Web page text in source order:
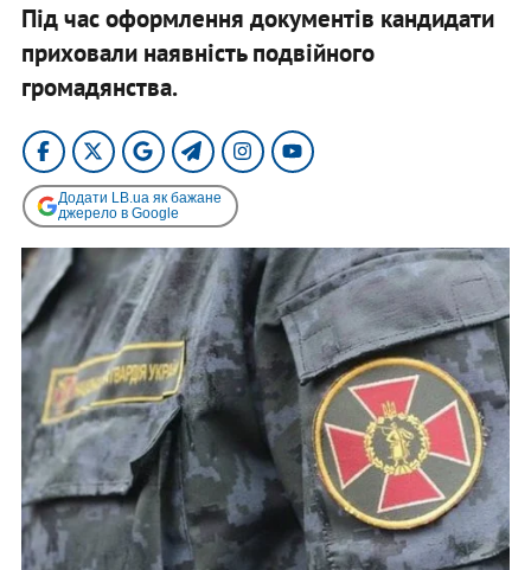
Під час оформлення документів кандидати
приховали наявність подвійного
громадянства.
Додати LB.ua як бажане
джерело в Google